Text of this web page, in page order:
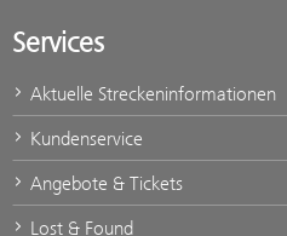
Services
Aktuelle Streckeninformationen
Kundenservice
Angebote & Tickets
Lost & Found